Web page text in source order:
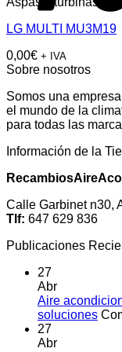
LG MULTI MU3M19
0,00€ + IVA
Sobre nosotros
Somos una
el mundo de la
para todas las
Información de la
Calle Garbinet n30,
Tlf: 647 629 836
Publicaciones
27
Abr
Aire
soluciones
27
Abr